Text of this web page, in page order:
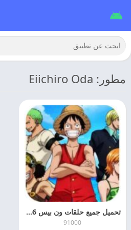
مطور: Eiichiro Oda
تحميل جميع حلقات ون بيس 2026 One Piece مهكر اخر اصدار
91000